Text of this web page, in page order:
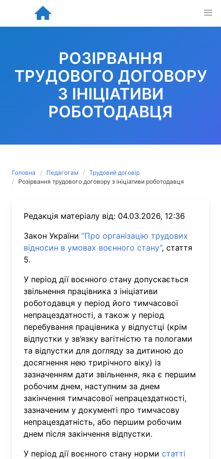
content
РОЗІРВАННЯ
ТРУДОВОГО ДОГОВОРУ
З ІНІЦІАТИВИ
РОБОТОДАВЦЯ
Головна Педагогам
Трудовий договір
Розірвання трудового договору з ініціативи роботодавця
Редакція матеріалу від: 04.03.2026, 12:36
Закон України “Про організацію трудових
відносин в умовах воєнного стану”, стаття
5.
У період дії воєнного стану допускається
звільнення працівника з ініціативи
роботодавця у період його тимчасової
непрацездатності, а також у період
перебування працівника у відпустці (крім
відпустки у зв’язку вагітністю та пологами
та відпустки для догляду за дитиною до
досягнення нею трирічного віку) із
зазначенням дати звільнення, яка є першим
робочим днем, наступним за днем
закінчення тимчасової непрацездатності,
зазначеним у документі про тимчасову
непрацездатність, або першим робочим
днем після закінчення відпустки.
У період дії воєнного стану норми статті